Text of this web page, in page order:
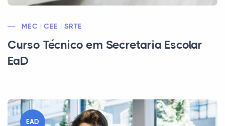
MEC | CEE | SRTE
Curso Técnico em Secretaria Escolar
EaD
EAD